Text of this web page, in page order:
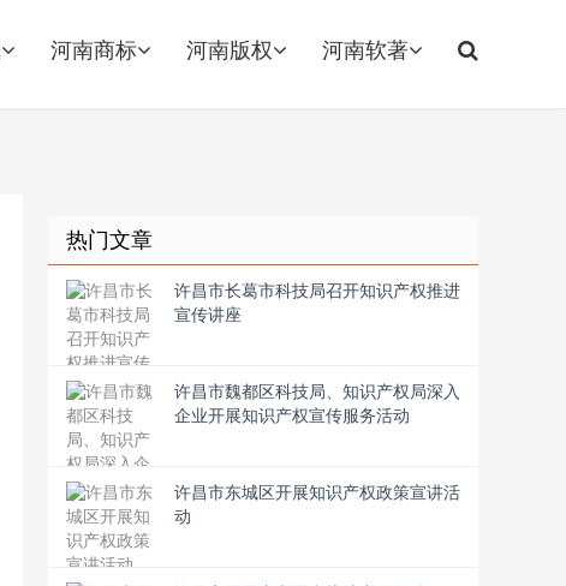
河南商标 河南版权 河南软著
热门文章
许昌市长葛市科技局召开知识产权推进
宣传讲座
许昌市魏都区科技局、知识产权局深入
企业开展知识产权宣传服务活动
许昌市东城区开展知识产权政策宣讲活
动